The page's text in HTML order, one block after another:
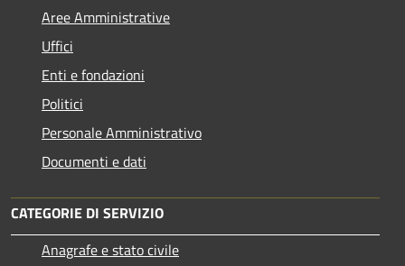
Aree Amministrative
Uffici
Enti e fondazioni
Politici
Personale Amministrativo
Documenti e dati
CATEGORIE DI SERVIZIO
Anagrafe e stato civile